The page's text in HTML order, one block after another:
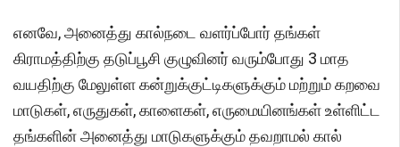
எனவே, அனைத்து கால்நடை வளர்ப்போர் தங்கள்
கிராமத்திற்கு தடுப்பூசி குழுவினர் வரும்போது 3 மாத
வயதிற்கு மேலுள்ள கன்றுக்குட்டிகளுக்கும் மற்றும் கறவை
மாடுகள், எருதுகள், காளைகள், எருமையினங்கள் உள்ளிட்ட
தங்களின் அனைத்து மாடுகளுக்கும் தவறாமல் கால்